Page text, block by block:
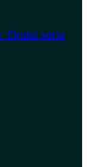
Druhá série